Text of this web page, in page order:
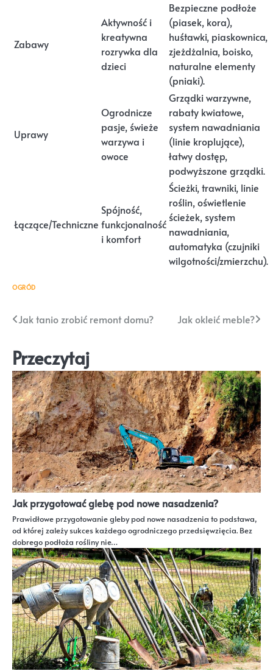
Zabawy
Aktywność i
kreatywna
rozrywka dla
dzieci
Bezpieczne podłoże
(piasek, kora),
huśtawki, piaskownica,
zjeżdżalnia, boisko,
naturalne elementy
(pniaki).
Uprawy
Ogrodnicze
pasje, świeże
warzywa i
owoce
Grządki warzywne,
rabaty kwiatowe,
system nawadniania
(linie kroplujące),
łatwy dostęp,
podwyższone grządki.
Łączące/Techniczne
Spójność,
funkcjonalność
i komfort
Ścieżki, trawniki, linie
roślin, oświetlenie
ścieżek, system
nawadniania,
automatyka (czujniki
wilgotności/zmierzchu).
OGRÓD
Nawigacja
Jak tanio zrobić remont domu? Jak okleić meble?
Przeczytaj
Jak przygotować glebę pod nowe nasadzenia?
Prawidłowe przygotowanie gleby pod nowe nasadzenia to podstawa,
od której zależy sukces każdego ogrodniczego przedsięwzięcia. Bez
dobrego podłoża rośliny nie…